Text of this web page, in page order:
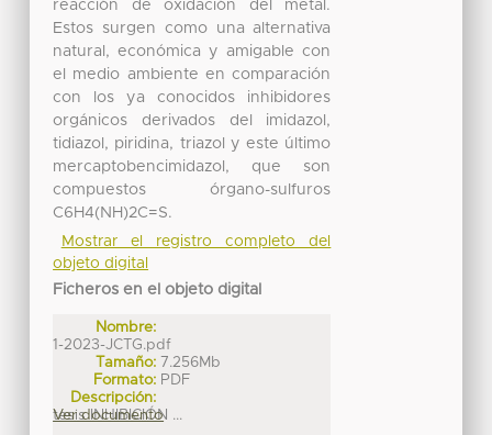
reacción de oxidación del metal.
Estos surgen como una alternativa
natural, económica y amigable con
el medio ambiente en comparación
con los ya conocidos inhibidores
orgánicos derivados del imidazol,
tidiazol, piridina, triazol y este último
mercaptobencimidazol, que son
compuestos órgano-sulfuros
C6H4(NH)2C=S.
Mostrar el registro completo del
objeto digital
Ficheros en el objeto digital
Nombre:
1-2023-JCTG.pdf
Tamaño: 7.256Mb
Formato: PDF
Descripción:
tesis INHIBICIÓN ...
Ver documento